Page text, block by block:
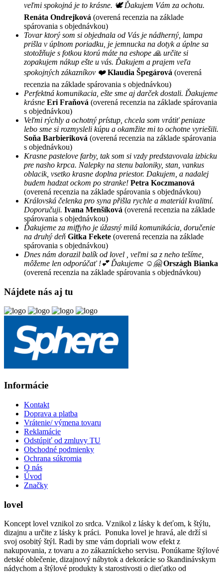
veľmi spokojná je to krásne. 🕊 Ďakujem Vám za ochotu.
Renáta Ondrejková (overená recenzia na základe
spárovania s objednávkou)
Tovar ktorý som si objednala od Vás je nádherný, lampa
prišla v úplnom poriadku, je jemnucka na dotyk a úplne sa
stotožňuje s fotkou ktorú máte na eshope 🙏 určite si
zopakujem nákup ešte u vás. Ďakujem a prajem veľa
spokojných zákazníkov ❤️ Klaudia Špegárová (overená
recenzia na základe spárovania s objednávkou)
Perfektná komunikacia, ešte sme aj darček dostali. Ďakujeme
krásne Eri Fraňová (overená recenzia na základe spárovania
s objednávkou)
Veľmi rýchly a ochotný prístup, chcela som vrátiť peniaze
lebo sme si rozmysleli kúpu a okamžite mi to ochotne vyriešili.
Soňa Barbieriková (overená recenzia na základe spárovania
s objednávkou)
Krasne pastelove farby, tak som si vzdy predstavovala izbicku
pre nasho krpca. Nalepky na stenu baloniky, stan, vankus
oblacik, vsetko krasne doplna priestor. Dakujem, a nadalej
budem hadzat ockom po stranke! Petra Koczmanová
(overená recenzia na základe spárovania s objednávkou)
Královská čelenka pro syna přišla rychle a materiál kvalitní.
Doporučuji. Ivana Menšíková (overená recenzia na základe
spárovania s objednávkou)
Ďakujeme za miffyho je úžasný milá komunikácia, doručenie
na druhý deň Gitka Fekete (overená recenzia na základe
spárovania s objednávkou)
Dnes nám dorazil balík od lovel , veľmi sa z neho tešíme,
môžeme len odporúčať !💕 Ďakujeme ☺️🤗 Országh Bianka
(overená recenzia na základe spárovania s objednávkou)
Nájdete nás aj tu
Informácie
Kontakt
Doprava a platba
Vrátenie/ výmena tovaru
Reklamácie
Odstúpiť od zmluvy TU
Obchodné podmienky
Ochrana súkromia
O nás
Úvod
Značky
lovel
Koncept lovel vznikol zo srdca. Vznikol z lásky k deťom, k štýlu,
dizajnu a určite z lásky k práci. Ponuka lovel je hravá, ale drží si
svoj osobitý štýl. Radi by sme vám dopriali wow efekt z
nakupovania, z tovaru a zo zákazníckeho servisu. Ponúkame štýlové
detské oblečenie, dizajnový nábytok a dekorácie so škandinávskym
nádychom a štýlové produkty k starostivosti o dieťatko od